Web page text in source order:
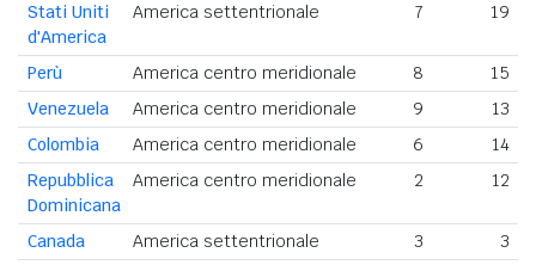
Stati Uniti
d'America
America settentrionale 7 19
Perù America centro meridionale 8
15
Venezuela
America centro meridionale 9
13
Colombia
America centro meridionale 6
14
Repubblica
Dominicana
America centro meridionale 2 12
Canada America settentrionale 3
3